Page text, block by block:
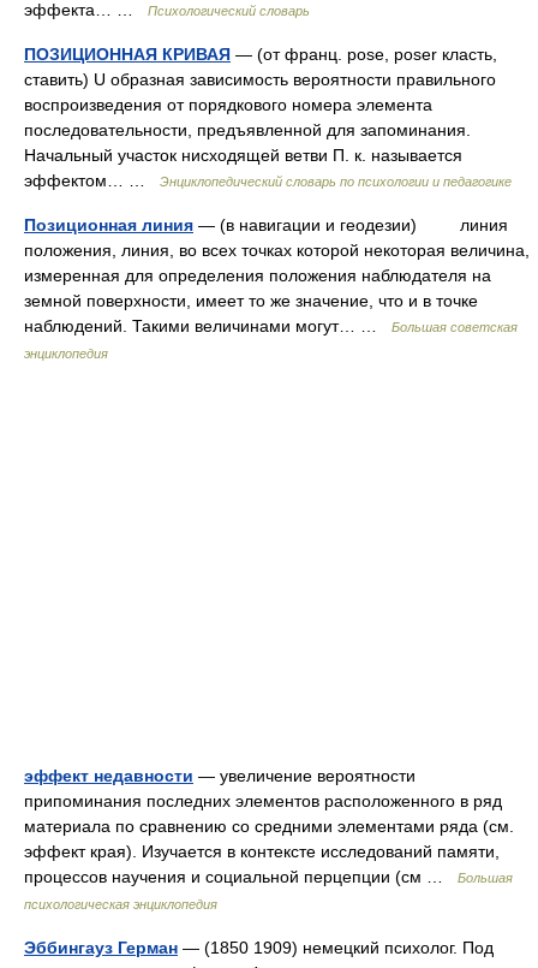
эффекта… … Психологический словарь
ПОЗИЦИОННАЯ КРИВАЯ — (от франц. pose, poser класть,
ставить) U образная зависимость вероятности правильного
воспроизведения от порядкового номера элемента
последовательности, предъявленной для запоминания.
Начальный участок нисходящей ветви П. к. называется
эффектом… …
Энциклопедический словарь по психологии и педагогике
Позиционная линия — (в навигации и геодезии) линия
положения, линия, во всех точках которой некоторая величина,
измеренная для определения положения наблюдателя на
земной поверхности, имеет то же значение, что и в точке
наблюдений. Такими величинами могут… …
Большая советская
энциклопедия
эффект недавности — увеличение вероятности
припоминания последних элементов расположенного в ряд
материала по сравнению со средними элементами ряда (см.
эффект края). Изучается в контексте исследований памяти,
процессов научения и социальной перцепции (см …
Большая
психологическая энциклопедия
Эббингауз Герман — (1850 1909) немецкий психолог. Под